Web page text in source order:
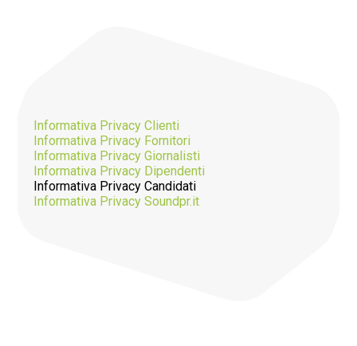
Informativa Privacy Clienti
Informativa Privacy Fornitori
Informativa Privacy Giornalisti
Informativa Privacy Dipendenti
Informativa Privacy Candidati
Informativa Privacy Soundpr.it